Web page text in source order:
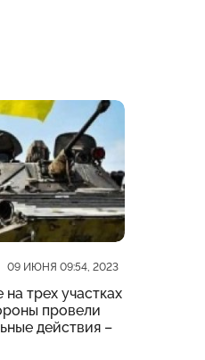
09 ИЮНЯ 09:54, 2023
трех участках
провели
действия –